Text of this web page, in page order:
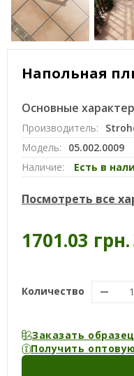
Напольная
Основные
Производитель:
Модель:
05.002.0009
Наличие:
Есть в
Посмотреть все
1701.03 грн.
Количество
Заказать образец
Получить